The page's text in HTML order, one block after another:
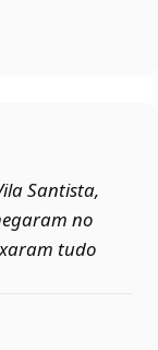
Santista,
no
tudo